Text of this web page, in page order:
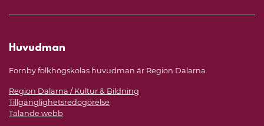
Huvudman
Fornby folkhögskolas huvudman är Region Dalarna.
Region Dalarna / Kultur & Bildning
Tillgänglighetsredogörelse
Talande webb